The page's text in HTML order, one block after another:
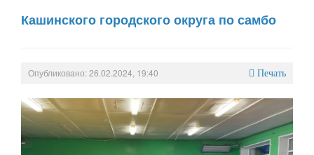
Кашинского городского округа по самбо
Опубликовано: 26.02.2024, 19:40 Печать